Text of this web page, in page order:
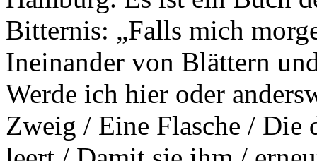
Bitternis: „Falls mich
Ineinander von Blättern
Werde ich hier oder
Zweig / Eine Flasche / Die